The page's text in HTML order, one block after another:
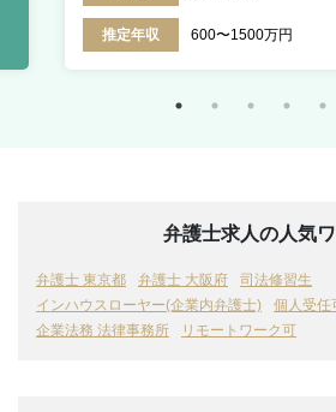
推定年収 600〜1500万円
弁護士求人の人気
弁護士 東京都 弁護士 大阪府
司法修習生
インハウスローヤー(企業内弁護士)
個人受任
企業法務 法律事務所
リモートワーク可